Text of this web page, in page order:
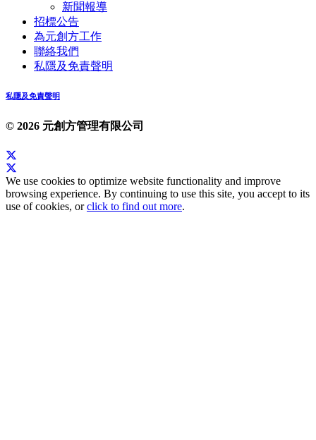
新聞報導
招標公告
為元創方工作
聯絡我們
私隱及免責聲明
私隱及免責聲明
© 2026 元創方管理有限公司
We use cookies to optimize website functionality and improve
browsing experience. By continuing to use this site, you accept to its
use of cookies, orclick to find out more.